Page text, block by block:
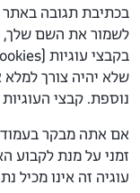
בכתיבת תגובה
לשמור את השם שלך,
שלא יהיה צורך
נוספת. קבצי
אם אתה מבקר בעמוד
זמני על מנת לקבוע
עוגיה זה אינו מכיל